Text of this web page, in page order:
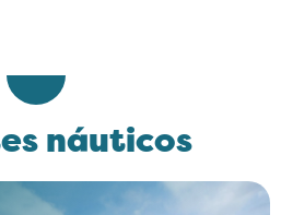
náuticos